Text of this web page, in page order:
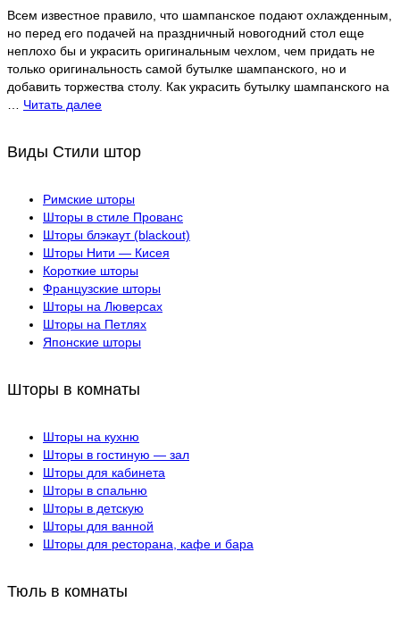
Всем известное правило, что шампанское подают охлажденным,
но перед его подачей на праздничный новогодний стол еще
неплохо бы и украсить оригинальным чехлом, чем придать не
только оригинальность самой бутылке шампанского, но и
добавить торжества столу. Как украсить бутылку шампанского на
Читать далее
Виды Стили штор
Римские шторы
Шторы в стиле Прованс
Шторы блэкаут (blackout)
Шторы Нити — Кисея
Короткие шторы
Французские шторы
Шторы на Люверсах
Шторы на Петлях
Японские шторы
Шторы в комнаты
Шторы на кухню
Шторы в гостиную — зал
Шторы для кабинета
Шторы в спальню
Шторы в детскую
Шторы для ванной
Шторы для ресторана, кафе и бара
Тюль в комнаты